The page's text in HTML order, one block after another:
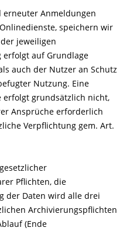
erneuter Anmeldungen
speichern wir
jeweiligen
erfolgt auf Grundlage
auch der Nutzer an Schutz
Nutzung. Eine
erfolgt grundsätzlich nicht,
Ansprüche erforderlich
Verpflichtung gem. Art.
Pflichten, die
der Daten wird alle drei
Archivierungspflichten
(Ende